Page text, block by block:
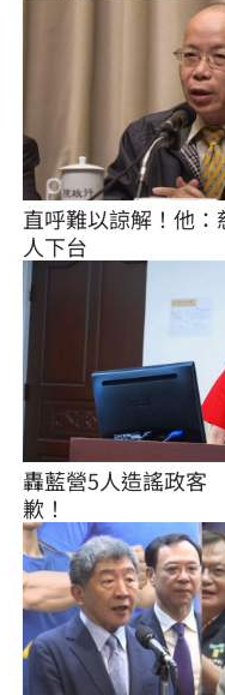
直呼難以諒解！他
人下台
轟藍營5人造謠政客
歉！